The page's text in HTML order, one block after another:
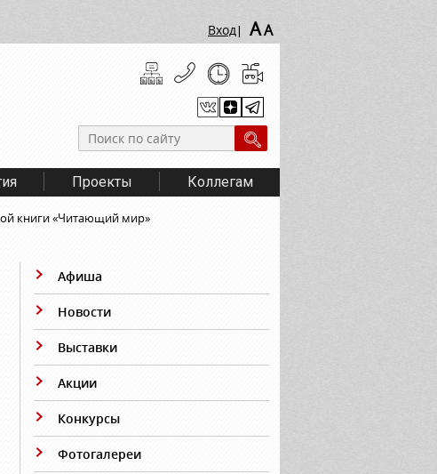
Вход| AA
Проекты Коллегам
книги «Читающий мир»
Афиша
Новости
Выставки
Акции
Конкурсы
Фотогалереи